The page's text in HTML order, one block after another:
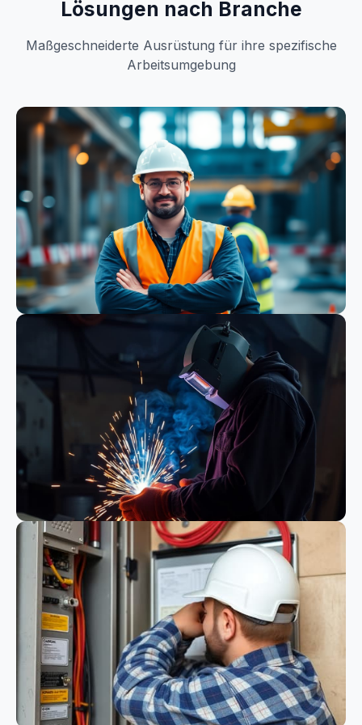
Lösungen nach Branche
Maßgeschneiderte Ausrüstung für ihre spezifische
Arbeitsumgebung
Bauwesen
Schweißen